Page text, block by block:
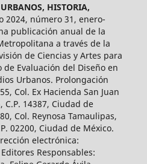
HISTORIA,
2024, número 31, enero-
publicación anual de la
a través de la
de Ciencias y Artes para
Evaluación del Diseño en
Urbanos. Prolongación
Col. Ex Hacienda San Juan
14387, Ciudad de
Col. Reynosa Tamaulipas,
02200, Ciudad de México.
electrónica:
Responsables: